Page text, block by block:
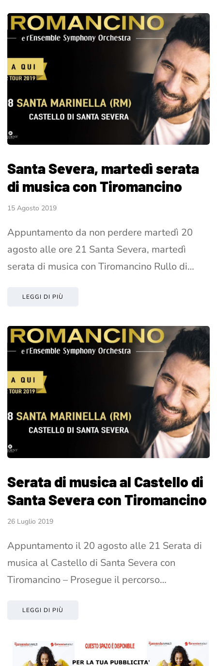
Santa Severa, martedì serata
di musica con Tiromancino
15 Agosto 2019
Appuntamento da non perdere martedì 20
agosto alle ore 21 Santa Severa, martedì
serata di musica con Tiromancino Rullo di…
LEGGI DI PIÙ
Serata di musica al Castello di
Santa Severa con Tiromancino
26 Luglio 2019
Appuntamento il 20 agosto alle 21 Serata di
musica al Castello di Santa Severa con
Tiromancino – Prosegue il percorso…
LEGGI DI PIÙ